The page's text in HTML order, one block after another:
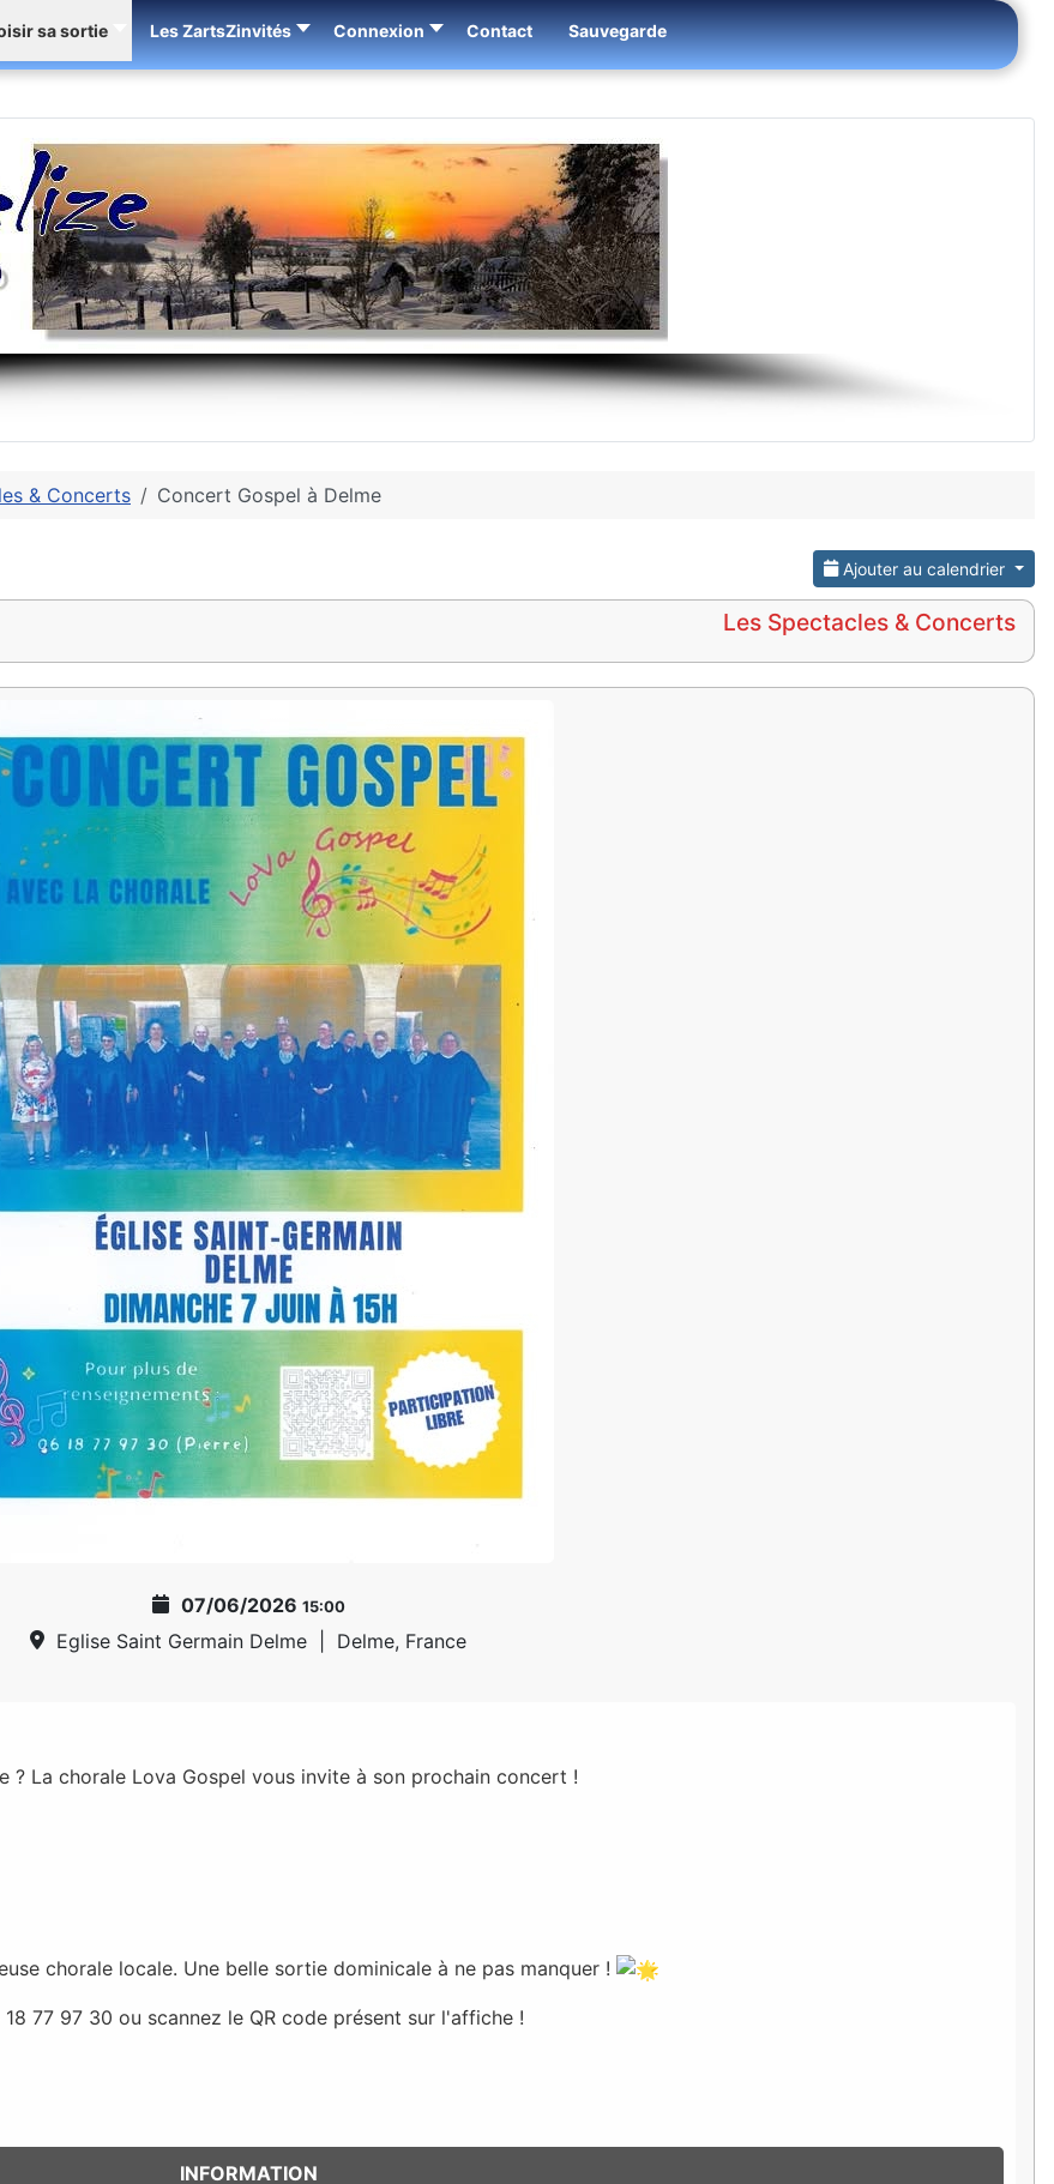
sa sortie Les ZartsZinvités Connexion Contact Sauvegarde
& Concerts Concert Gospel à Delme
Ajouter au calendrier
Les Spectacles & Concerts
07/06/2026 15:00
Eglise Saint Germain Delme Delme, France
La chorale Lova Gospel vous invite à son prochain concert !
chorale locale. Une belle sortie dominicale à ne pas manquer !
77 97 30 ou scannez le QR code présent sur l'affiche !
INFORMATION